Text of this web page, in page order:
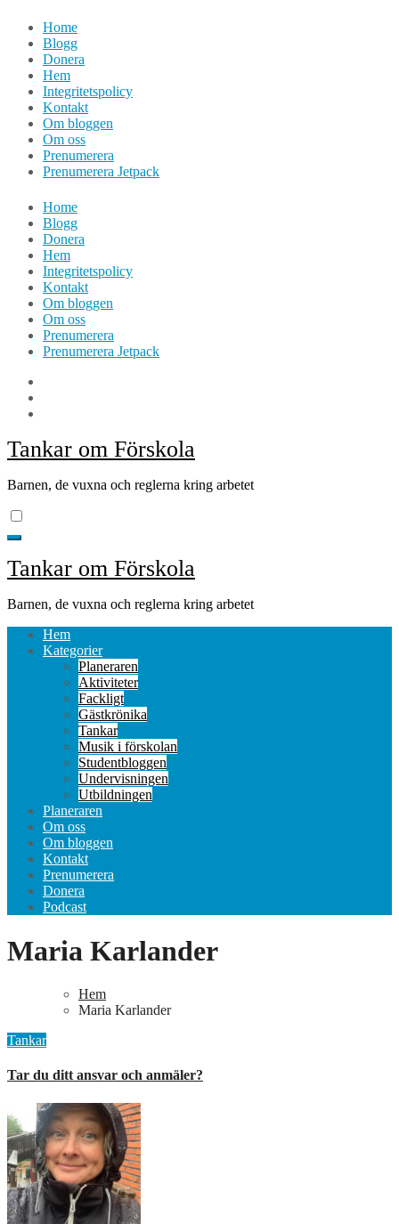
Hoppa
innehåll
Home
Blogg
Donera
Hem
Integritetspolicy
Kontakt
Om bloggen
Om oss
Prenumerera
Prenumerera Jetpack
Home
Blogg
Donera
Hem
Integritetspolicy
Kontakt
Om bloggen
Om oss
Prenumerera
Prenumerera Jetpack
Tankar om Förskola
Barnen, de vuxna och reglerna kring arbetet
Tankar om Förskola
Barnen, de vuxna och reglerna kring arbetet
Hem
Kategorier
Planeraren
Aktiviteter
Fackligt
Gästkrönika
Tankar
Musik i förskolan
Studentbloggen
Undervisningen
Utbildningen
Planeraren
Om oss
Om bloggen
Kontakt
Prenumerera
Donera
Podcast
Maria Karlander
Hem
Maria Karlander
Tankar
Tar du ditt ansvar och anmäler?